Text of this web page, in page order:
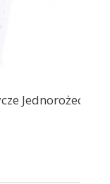
Jednorożec